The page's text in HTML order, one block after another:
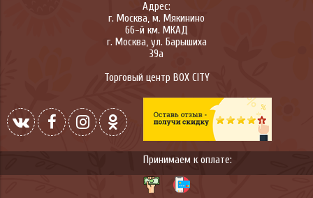
Адрес:
г. Москва, м. Мякинино
66-й км. МКАД
г. Москва, ул. Барышиха
39а
Торговый центр BOX CITY
Принимаем к оплате: